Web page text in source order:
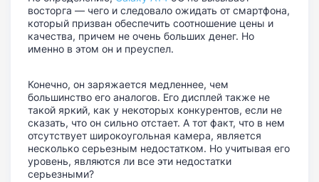
восторга — чего и следовало ожидать от смартфона,
который призван обеспечить соотношение цены и
качества, причем не очень больших денег. Но
именно в этом он и преуспел.
Конечно, он заряжается медленнее, чем
большинство его аналогов. Его дисплей также не
такой яркий, как у некоторых конкурентов, если не
сказать, что он сильно отстает. А тот факт, что в нем
отсутствует широкоугольная камера, является
несколько серьезным недостатком. Но учитывая его
уровень, являются ли все эти недостатки
серьезными?